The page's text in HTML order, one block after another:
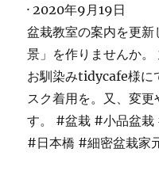
· 2020年9月19日
盆栽教室の案内を更
景」を作りませんか
お馴染みtidycafe様に
スク着用を。又、変
す。 #盆栽 #小品盆栽
#日本橋 #細密盆栽家